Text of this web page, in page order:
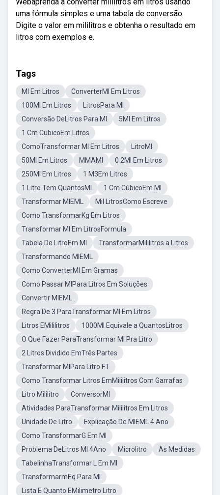
uma fórmula simples e uma tabela de conversão.
Digite o valor em mililitros e obtenha o resultado em
litros com exemplos e.
Tags
Ml Em Litros
ConverterMl Em Litros
100Ml Em Litros
LitrosPara Ml
Conversão DeLitros Para Ml
5Ml Em Litros
1 Cm CubicoEm Litros
ComoTransformar Ml Em Litros
LitroMl
50Ml Em Litros
MMAMl
0 2Ml Em Litros
250Ml Em Litros
1 M3Em Litros
1 Litro Tem QuantosMl
1 Cm CúbicoEm Ml
Transformar MlEML
Mil LitrosComo Escreve
Como TransformarKg Em Litros
Transformar Ml Em LitrosFormula
Tabela De LitroEm Ml
TransformarMililitros a Litros
Transformando MlEML
Como ConverterMl Em Gramas
Como Passar MlPara Litros Em Soluções
Convertir MlEML
Regra De 3 ParaTransformar Ml Em Litros
Litros EMililitros
1000Ml Equivale a QuantosLitros
O Que Fazer ParaTransformar Ml Pra Litro
2 Litros Dividido EmTrês Partes
Transformar MlPara Litro FT
Como Transformar Litros EmMililitros Com Garrafas
Litro Mililitro
ConversorMl
Atividades ParaTransformar Mililitros Em Litros
Unidade De Litro
Explicação De MlEML 4 Ano
Como TransformarG Em Ml
Problema DeLitros Ml 4Ano
Microlitro
As Medidas
TabelinhaTransformar L Em Ml
TransformarmEq Para Ml
Lista E Quanto EMilimetro Litro